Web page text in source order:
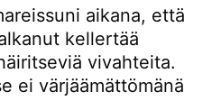
aikana, että
kellertää
vivahteita.
ei värjäämättömänä